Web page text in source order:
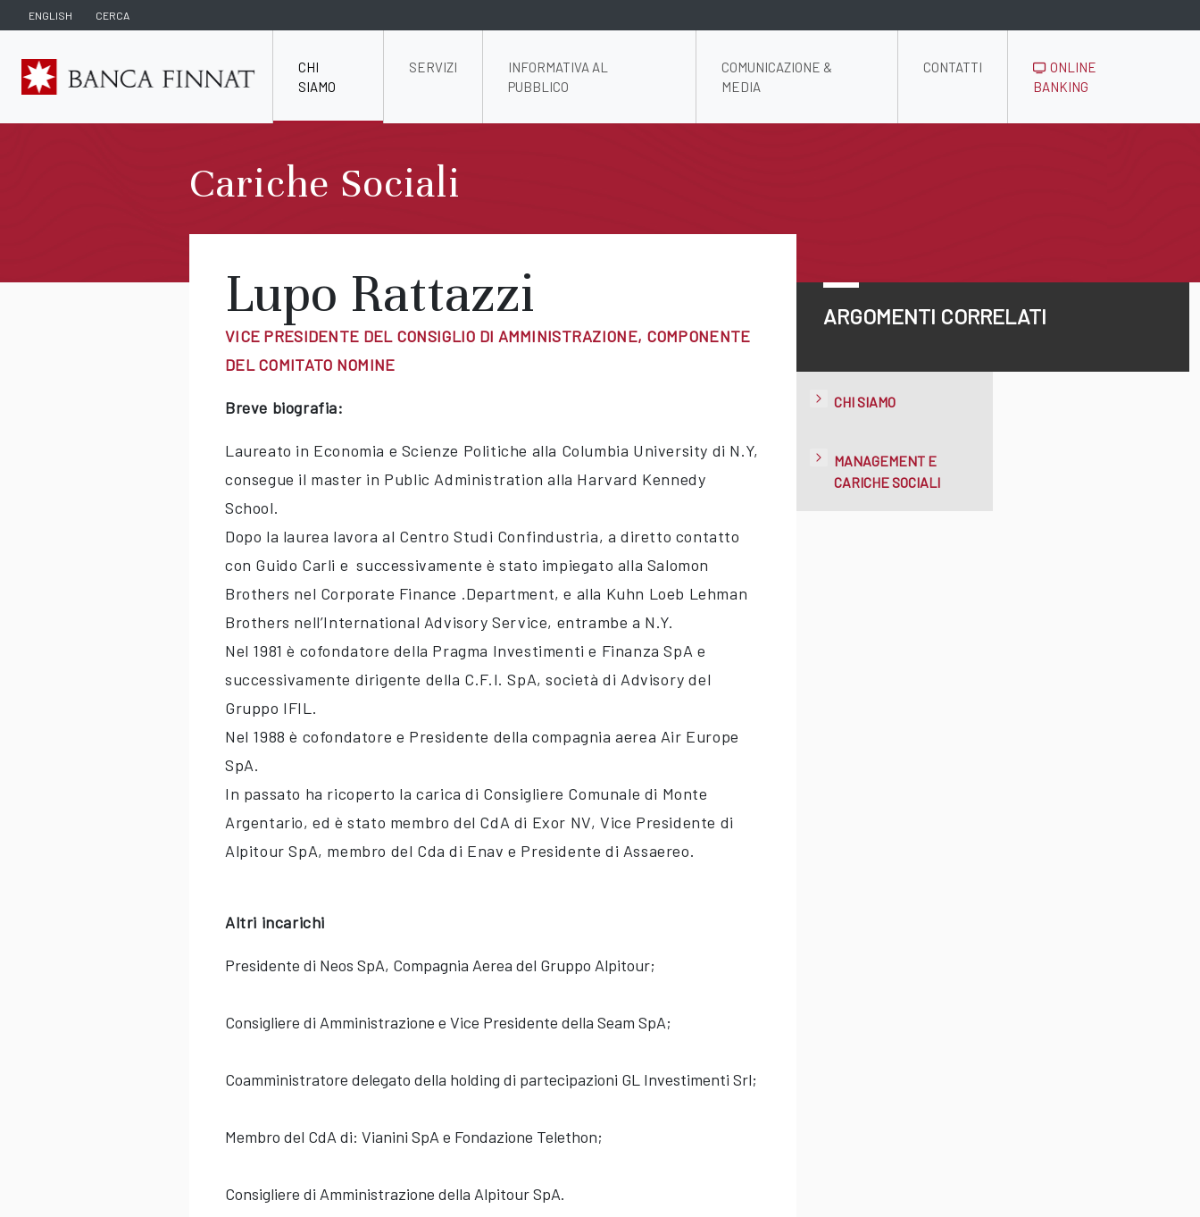
ENGLISH CERCA
CHI
SIAMO
SERVIZI
INFORMATIVA AL
PUBBLICO
COMUNICAZIONE &
MEDIA
CONTATTI
ONLINE
BANKING
Cariche Sociali
Lupo Rattazzi
VICE PRESIDENTE DEL CONSIGLIO DI AMMINISTRAZIONE, COMPONENTE
DEL COMITATO NOMINE
Breve biografia:
Laureato in Economia e Scienze Politiche alla Columbia University di N.Y,
consegue il master in Public Administration alla Harvard Kennedy
School.
Dopo la laurea lavora al Centro Studi Confindustria, a diretto contatto
con Guido Carli e successivamente è stato impiegato alla Salomon
Brothers nel Corporate Finance .Department, e alla Kuhn Loeb Lehman
Brothers nell’International Advisory Service, entrambe a N.Y.
Nel 1981 è cofondatore della Pragma Investimenti e Finanza SpA e
successivamente dirigente della C.F.I. SpA, società di Advisory del
Gruppo IFIL.
Nel 1988 è cofondatore e Presidente della compagnia aerea Air Europe
SpA.
In passato ha ricoperto la carica di Consigliere Comunale di Monte
Argentario, ed è stato membro del CdA di Exor NV, Vice Presidente di
Alpitour SpA, membro del Cda di Enav e Presidente di Assaereo.
Altri incarichi
Presidente di Neos SpA, Compagnia Aerea del Gruppo Alpitour;
Consigliere di Amministrazione e Vice Presidente della Seam SpA;
Coamministratore delegato della holding di partecipazioni GL Investimenti Srl;
Membro del CdA di: Vianini SpA e Fondazione Telethon;
Consigliere di Amministrazione della Alpitour SpA.
ARGOMENTI CORRELATI
CHI SIAMO
MANAGEMENT E
CARICHE SOCIALI